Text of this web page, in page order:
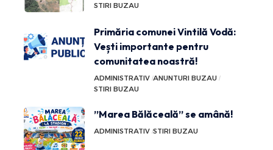
STIRI BUZAU
Primăria comunei Vintilă Vodă:
Vești importante pentru
comunitatea noastră!
ADMINISTRATIV ANUNTURI BUZAU
STIRI BUZAU
”Marea Bălăceală” se amână!
ADMINISTRATIV STIRI BUZAU